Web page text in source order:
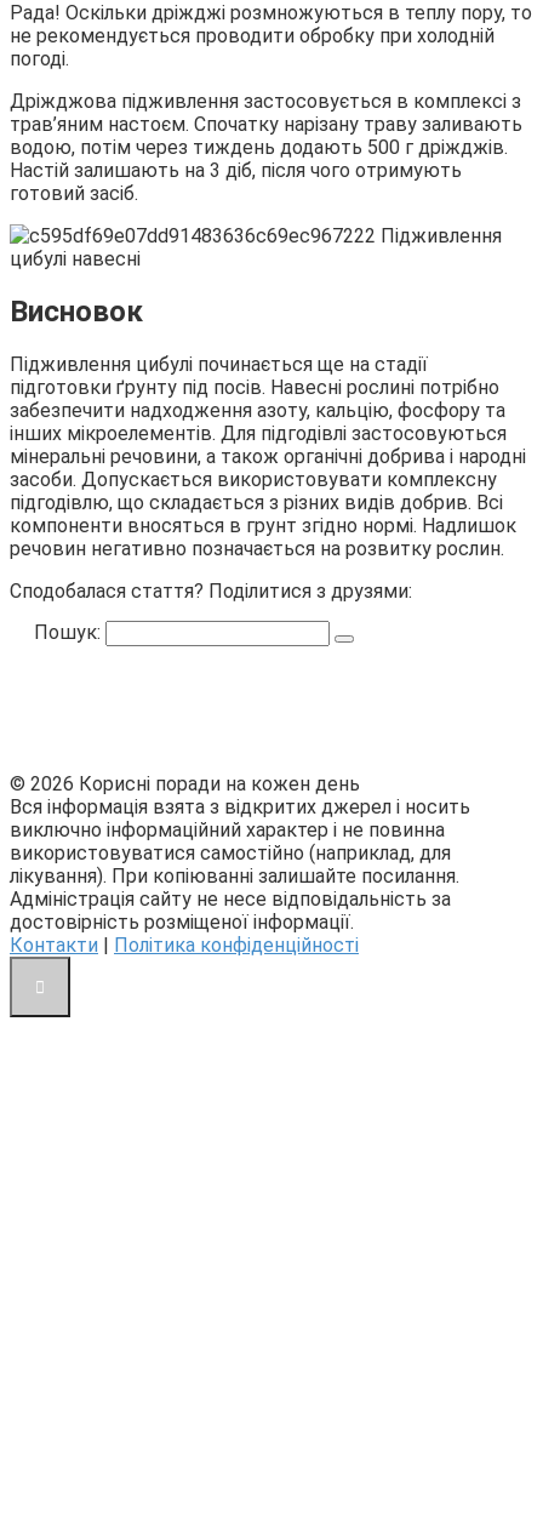
Рада! Оскільки дріжджі розмножуються в теплу пору, то
не рекомендується проводити обробку при холодній
погоді.
Дріжджова підживлення застосовується в комплексі з
трав’яним настоєм. Спочатку нарізану траву заливають
водою, потім через тиждень додають 500 г дріжджів.
Настій залишають на 3 діб, після чого отримують
готовий засіб.
Висновок
Підживлення цибулі починається ще на стадії
підготовки ґрунту під посів. Навесні рослині потрібно
забезпечити надходження азоту, кальцію, фосфору та
інших мікроелементів. Для підгодівлі застосовуються
мінеральні речовини, а також органічні добрива і народні
засоби. Допускається використовувати комплексну
підгодівлю, що складається з різних видів добрив. Всі
компоненти вносяться в грунт згідно нормі. Надлишок
речовин негативно позначається на розвитку рослин.
Сподобалася стаття? Поділитися з друзями:
Пошук:
© 2026 Корисні поради на кожен день
Вся інформація взята з відкритих джерел і носить
виключно інформаційний характер і не повинна
використовуватися самостійно (наприклад, для
лікування). При копіюванні залишайте посилання.
Адміністрація сайту не несе відповідальність за
достовірність розміщеної інформації.
Контакти | Політика конфіденційності